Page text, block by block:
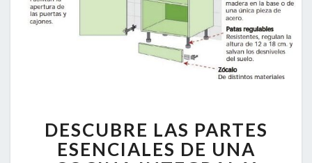
LAS
PARTES
ESENCIALES
DESCUBRE LAS PARTES
ESENCIALES DE UNA